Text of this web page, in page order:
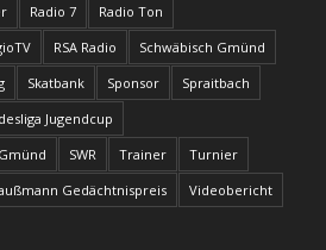
Radio 7
Radio Ton
RSA Radio
Schwäbisch Gmünd
Skatbank Sponsor
Spraitbach
Jugendcup
SWR Trainer
Turnier
Gedächtnispreis
Videobericht